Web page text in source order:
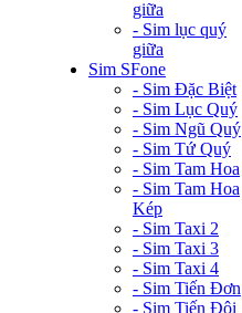
giữa
- Sim lục quý
giữa
Sim SFone
- Sim Đặc Biệt
- Sim Lục Quý
- Sim Ngũ Quý
- Sim Tứ Quý
- Sim Tam Hoa
- Sim Tam Hoa
Kép
- Sim Taxi 2
- Sim Taxi 3
- Sim Taxi 4
- Sim Tiến Đơn
- Sim Tiến Đôi